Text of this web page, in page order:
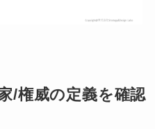
/権威の定義を確認